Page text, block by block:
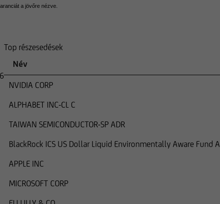
a jövőre nézve.
Top részesedések
Név
NVIDIA CORP
ALPHABET INC-CL C
TAIWAN SEMICONDUCTOR-SP ADR
BlackRock ICS US Dollar Liquid Environmentally Aware Fund A
APPLE INC
MICROSOFT CORP